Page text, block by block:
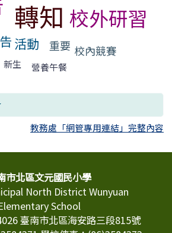
轉知 校外研習
活動 重要 校內競賽
新生 營養午餐
教務處「網管專用連結」完整內容
市北區文元國民小學
North District Wunyuan
School
臺南市北區海安路三段815號